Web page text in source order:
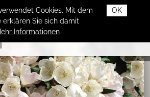
OK
Cookies. Mit dem
erklären Sie sich damit
Informationen